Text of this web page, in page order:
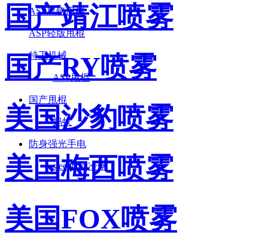
ASP黑铬甩棍
ASP轻版甩棍
特工机械
ASP甩棍
国产甩棍
蚂蚁
防身强光手电
steellcool冷钢
国产靖江喷雾
国产RY喷雾
美国沙豹喷雾
美国梅西喷雾
美国FOX喷雾